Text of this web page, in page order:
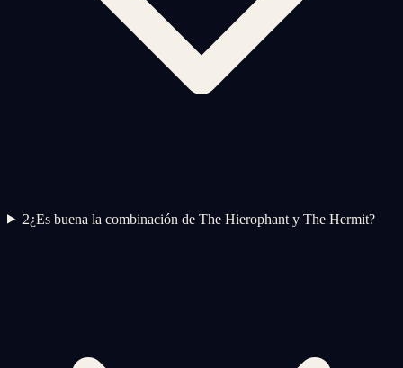
2¿Es buena la combinación de The Hierophant y The Hermit?